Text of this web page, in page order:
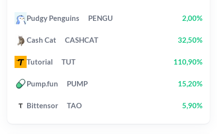
Pudgy Penguins PENGU 2,00%
Cash Cat CASHCAT 32,50%
Tutorial TUT 110,90%
Pump.fun PUMP 15,20%
Bittensor TAO 5,90%